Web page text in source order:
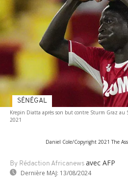
Krepin Diatta après son but contre Sturm Graz au
2021
Daniel Cole/Copyright 2021 The
By Rédaction Africanews avec AFP
Dernière MAJ: 13/08/2024
SÉNÉGAL